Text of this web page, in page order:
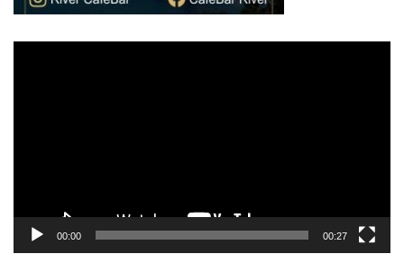
00:00 00:27